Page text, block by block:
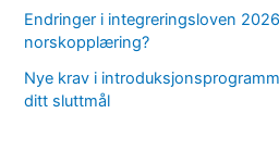
Endringer i integreringsloven
norskopplæring?
Nye krav i
ditt sluttmål